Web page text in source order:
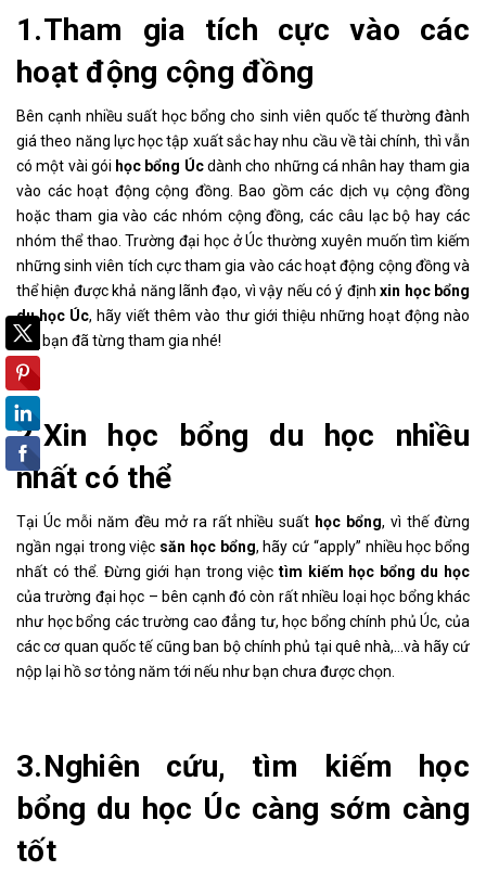
1.Tham gia tích cực vào các
hoạt động cộng đồng
Bên cạnh nhiều suất học bổng cho sinh viên quốc tế thường đành
giá theo năng lực học tập xuất sắc hay nhu cầu về tài chính, thì vẫn
có một vài gói học bổng Úcdành cho những cá nhân hay tham gia
vào các hoạt động cộng đồng. Bao gồm các dịch vụ cộng đồng
hoặc tham gia vào các nhóm cộng đồng, các câu lạc bộ hay các
nhóm thể thao. Trường đại học ở Úc thường xuyên muốn tìm kiếm
những sinh viên tích cực tham gia vào các hoạt động cộng đồng và
thể hiện được khả năng lãnh đạo, vì vậy nếu có ý địnhxin học bổng
du học Úc, hãy viết thêm vào thư giới thiệu những hoạt động nào
mà bạn đã từng tham gia nhé!
2.Xin học bổng du học nhiều
nhất có thể
Tại Úc mỗi năm đều mở ra rất nhiều suất học bổng, vì thế đừng
ngần ngại trong việc săn học bổng, hãy cứ “apply” nhiều học bổng
nhất có thể. Đừng giới hạn trong việc tìm kiếm học bổng du học
của trường đại học – bên cạnh đó còn rất nhiều loại học bổng khác
như học bổng các trường cao đẳng tư, học bổng chính phủ Úc, của
các cơ quan quốc tế cũng ban bộ chính phủ tại quê nhà,…và hãy cứ
nộp lại hồ sơ tỏng năm tới nếu như bạn chưa được chọn.
3.Nghiên cứu, tìm kiếm học
bổng du học Úc càng sớm càng
tốt